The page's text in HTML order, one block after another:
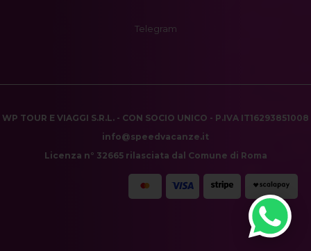
Telegram
WP TOUR E VIAGGI S.R.L. - CON SOCIO UNICO - P.IVA IT16293851008
info@speedvacanze.it
Licenza n° 32665 rilasciata dal Comune di Roma